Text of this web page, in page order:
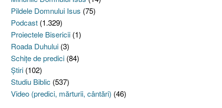
Pildele Domnului Isus (75)
Podcast (1.329)
Proiectele Bisericii (1)
Roada Duhului (3)
Schiţe de predici (84)
Ştiri (102)
Studiu Biblic (537)
Video (predici, mărturii, cântări) (46)